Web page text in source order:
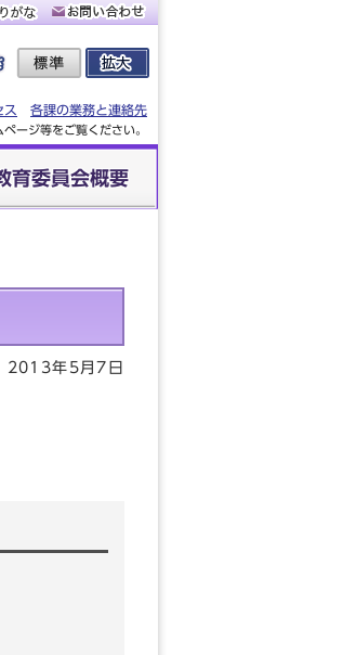
ス
各課の業務と連絡先
ージ等をご覧ください。
育委員会概要
2013年5月7日